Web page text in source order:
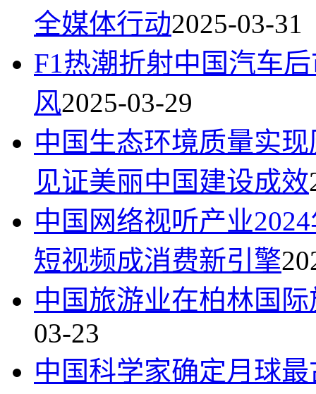
全媒体行动2025-03-31
F1热潮折射中国汽车
风2025-03-29
中国生态环境质量实
见证美丽中国建设成效
中国网络视听产业
短视频成消费新引擎
中国旅游业在柏林国
03-23
中国科学家确定月球